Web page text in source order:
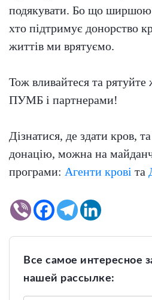
подякувати. Бо що ширшою
хто підтримує донорство
життів ми врятуємо.
Тож вливайтеся та рятуйте
ПУМБ і партнерами!
Дізнатися, де здати кров,
донацію, можна на
програми: Агенти крові та
Все самое интересное
нашей рассылке: